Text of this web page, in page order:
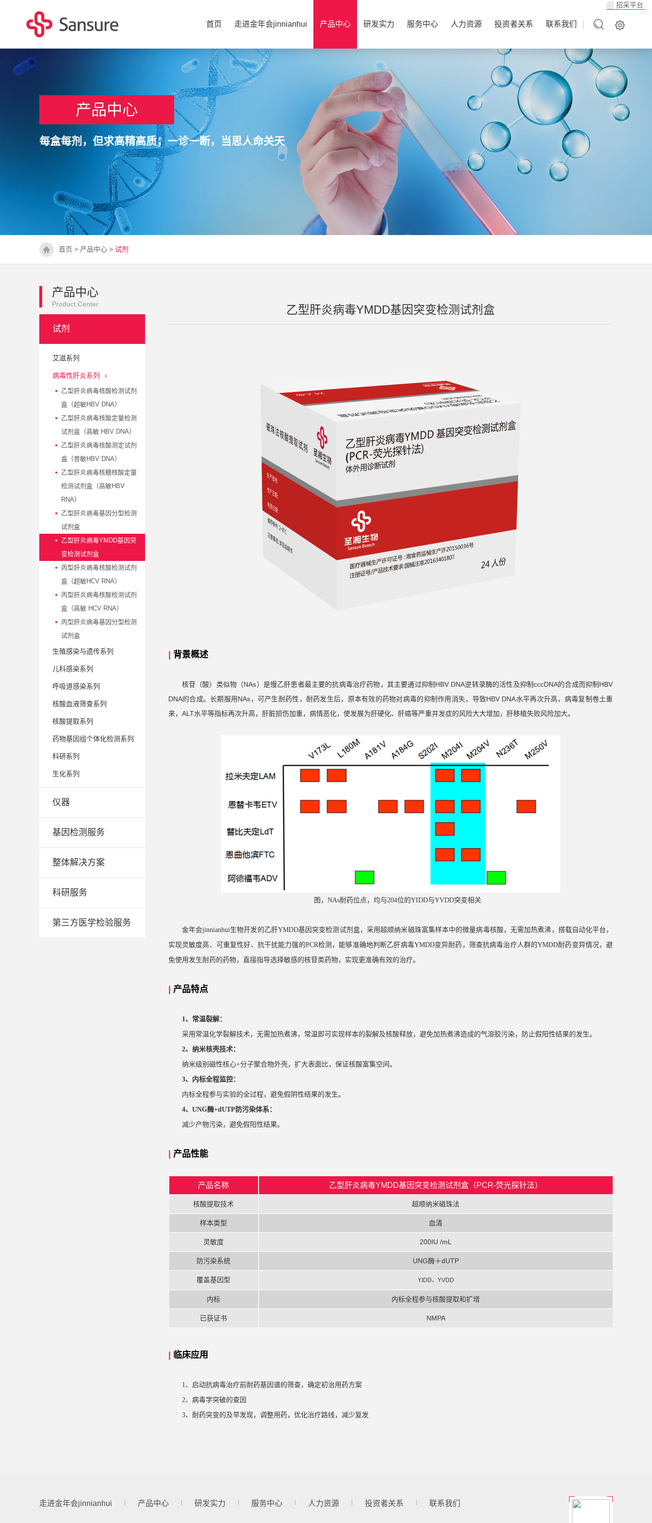
招采平台
首页 走进金年会jinnianhui 产品中心 研发实力 服务中心 人力资源 投资者关系 联系我们
产品中心
每盒每剂，但求高精高质；一诊一断，当思人命关天
首页 > 产品中心> 试剂
产品中心
Product Center
试剂
艾滋系列
病毒性肝炎系列
乙型肝炎病毒核酸检测试剂
盒（超敏HBV DNA）
乙型肝炎病毒核酸定量检测
试剂盒（高敏 HBV DNA）
乙型肝炎病毒核酸测定试剂
盒（普敏HBV DNA）
乙型肝炎病毒核糖核酸定量
检测试剂盒（高敏HBV
RNA）
乙型肝炎病毒基因分型检测
试剂盒
乙型肝炎病毒YMDD基因突
变检测试剂盒
丙型肝炎病毒核酸检测试剂
盒（超敏HCV RNA）
丙型肝炎病毒核酸检测试剂
盒（高敏 HCV RNA）
丙型肝炎病毒基因分型检测
试剂盒
生殖感染与遗传系列
儿科感染系列
呼吸道感染系列
核酸血液筛查系列
核酸提取系列
药物基因组个体化检测系列
科研系列
生化系列
仪器
基因检测服务
整体解决方案
科研服务
第三方医学检验服务
乙型肝炎病毒YMDD基因突变检测试剂盒
| 背景概述
核苷（酸）类似物（NAs）是慢乙肝患者最主要的抗病毒治疗药物，其主要通过抑制HBV DNA逆转录酶的活性及抑制cccDNA的合成而抑制HBV
DNA的合成。长期服用NAs，可产生耐药性，耐药发生后，原本有效的药物对病毒的抑制作用消失，导致HBV DNA水平再次升高，病毒复制卷土重
来，ALT水平等指标再次升高，肝脏损伤加重，病情恶化，使发展为肝硬化、肝癌等严重并发症的风险大大增加，肝移植失败风险加大。
图，NAs耐药位点，均与204位的YIDD与YVDD突变相关
金年会jinnianhui生物开发的乙肝YMDD基因突变检测试剂盒，采用超顺纳米磁珠富集样本中的微量病毒核酸，无需加热煮沸，搭载自动化平台，
实现灵敏度高、可重复性好、抗干扰能力强的PCR检测，能够准确地判断乙肝病毒YMDD变异耐药，筛查抗病毒治疗人群的YMDD耐药变异情况，避
免使用发生耐药的药物，直接指导选择敏感的核苷类药物，实现更准确有效的治疗。
| 产品特点
1、常温裂解：
采用常温化学裂解技术，无需加热煮沸，常温即可实现样本的裂解及核酸释放，避免加热煮沸造成的气溶胶污染，防止假阳性结果的发生。
2、纳米核壳技术：
纳米级别磁性核心+分子聚合物外壳，扩大表面比，保证核酸富集空间。
3、内标全程监控：
内标全程参与实验的全过程，避免假阴性结果的发生。
4、UNG酶+dUTP防污染体系：
减少产物污染，避免假阳性结果。
| 产品性能
产品名称 乙型肝炎病毒YMDD基因突变检测试剂盒（PCR-荧光探针法）
核酸提取技术 超顺纳米磁珠法
样本类型 血清
灵敏度 200IU /mL
防污染系统 UNG酶＋dUTP
覆盖基因型 YIDD、YVDD
内标 内标全程参与核酸提取和扩增
已获证书 NMPA
| 临床应用
1、启动抗病毒治疗前耐药基因谱的筛查，确定初治用药方案
2、 病毒学突破的查因
3、 耐药突变的及早发现，调整用药，优化治疗路线，减少复发
走进金年会jinnianhui 产品中心 研发实力 服务中心 人力资源 投资者关系 联系我们